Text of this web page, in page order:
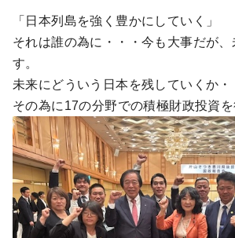
「日本列島を強く豊かにしていく」
それは誰の為に・・・今も大事だが、
す。
未来にどういう日本を残していくか・
その為に17の分野での積極財政投資を